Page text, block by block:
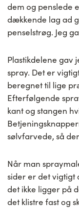
dem og penslede
dækkende lag ad
penselstrøg. Jeg
Plastikdelene gav
spray. Det er
beregnet til lige
Efterfølgende
kant og stangen
sølvfarvede, så
Når man
sider er det vigtigt
det ikke ligger på
det klistre fast og